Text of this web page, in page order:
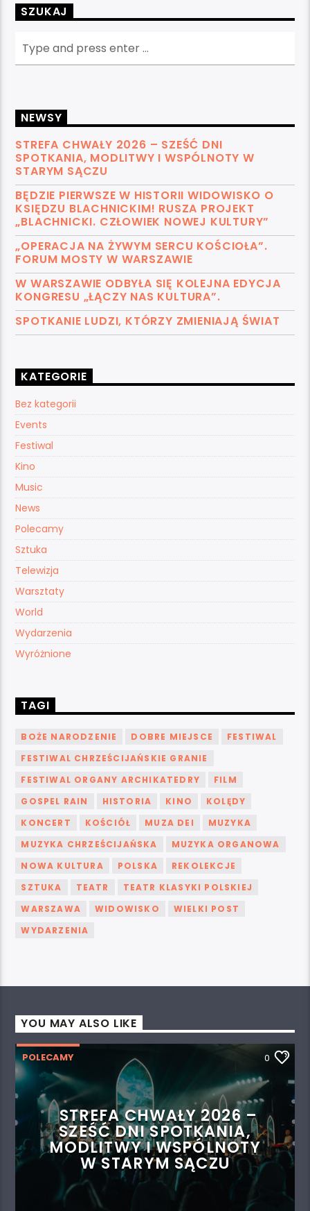
SZUKAJ
NEWSY
STREFA CHWAŁY 2026 – SZEŚĆ DNI
SPOTKANIA, MODLITWY I WSPÓLNOTY W
STARYM SĄCZU
BĘDZIE PIERWSZE W HISTORII WIDOWISKO O
KSIĘDZU BLACHNICKIM! RUSZA PROJEKT
„BLACHNICKI. CZŁOWIEK NOWEJ KULTURY”
„OPERACJA NA ŻYWYM SERCU KOŚCIOŁA”.
FORUM MOSTY W WARSZAWIE
W WARSZAWIE ODBYŁA SIĘ KOLEJNA EDYCJA
KONGRESU „ŁĄCZY NAS KULTURA”.
SPOTKANIE LUDZI, KTÓRZY ZMIENIAJĄ ŚWIAT
KATEGORIE
Bez kategorii
Events
Festiwal
Kino
Music
News
Polecamy
Sztuka
Telewizja
Warsztaty
World
Wydarzenia
Wyróżnione
TAGI
BOŻE NARODZENIE DOBRE MIEJSCE
FESTIWAL
FESTIWAL CHRZEŚCIJAŃSKIE GRANIE
FESTIWAL ORGANY ARCHIKATEDRY
FILM
GOSPEL RAIN
HISTORIA KINO
KOLĘDY
KONCERT
KOŚCIÓŁ MUZA DEI
MUZYKA
MUZYKA CHRZEŚCIJAŃSKA
MUZYKA ORGANOWA
NOWA KULTURA
POLSKA
REKOLEKCJE
SZTUKA
TEATR
TEATR KLASYKI POLSKIEJ
WARSZAWA
WIDOWISKO
WIELKI POST
WYDARZENIA
YOU MAY ALSO LIKE
POLECAMY 0
STREFA CHWAŁY 2026 –
SZEŚĆ DNI SPOTKANIA,
MODLITWY I WSPÓLNOTY
W STARYM SĄCZU